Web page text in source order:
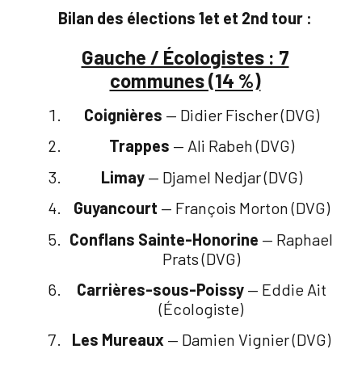
Bilan des élections 1et et 2nd tour :
Gauche / Écologistes : 7
communes (14 %)
Coignières — Didier Fischer (DVG)
Trappes — Ali Rabeh (DVG)
Limay— Djamel Nedjar (DVG)
Guyancourt — François Morton (DVG)
Conflans Sainte-Honorine — Raphael
Prats (DVG)
Carrières-sous-Poissy— Eddie Ait
(Écologiste)
Les Mureaux — Damien Vignier (DVG)